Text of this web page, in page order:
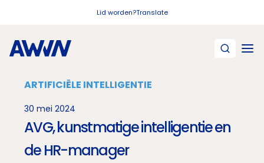
Lid worden?Translate
ARTIFICIËLE INTELLIGENTIE
30 mei 2024
AVG, kunstmatige intelligentie en
de HR-manager